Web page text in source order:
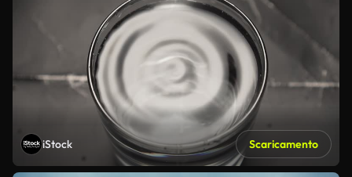
iStock Scaricamento